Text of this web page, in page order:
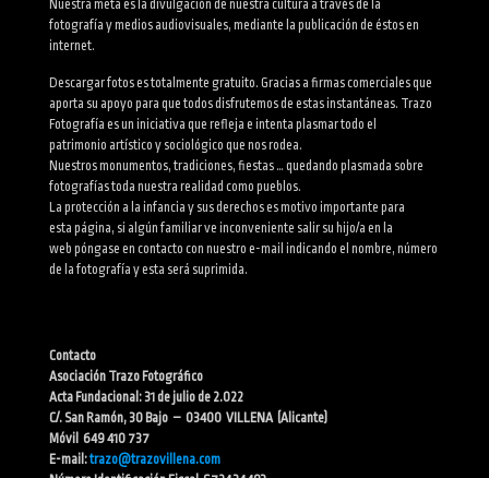
Nuestra meta es la divulgación de nuestra cultura a través de la
fotografía y medios audiovisuales, mediante la publicación de éstos en
internet.
Descargar fotos es totalmente gratuito. Gracias a firmas comerciales que
aporta su apoyo para que todos disfrutemos de estas instantáneas. Trazo
Fotografía es un iniciativa que refleja e intenta plasmar todo el
patrimonio artístico y sociológico que nos rodea.
Nuestros monumentos, tradiciones, fiestas … quedando plasmada sobre
fotografías toda nuestra realidad como pueblos.
La protección a la infancia y sus derechos es motivo importante para
esta página, si algún familiar ve inconveniente salir su hijo/a en la
web póngase en contacto con nuestro e-mail indicando el nombre, número
de la fotografía y esta será suprimida.
Contacto
Asociación Trazo Fotográfico
Acta Fundacional: 31 de julio de 2.022
C/. San Ramón, 30 Bajo – 03400 VILLENA (Alicante)
Móvil 649 410 737
E-mail:trazo@trazovillena.com